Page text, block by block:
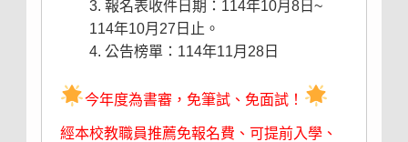
報名表收件日期：114年10月8日~
114年10月27日止。
公告榜單：114年11月28日
今年度為書審，免筆試、免面試！
經本校教職員推薦免報名費、可提前入學、